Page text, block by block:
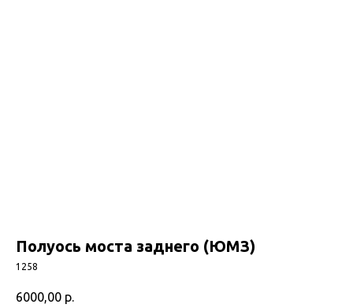
Полуось моста заднего (ЮМЗ)
1258
6000,00 р.